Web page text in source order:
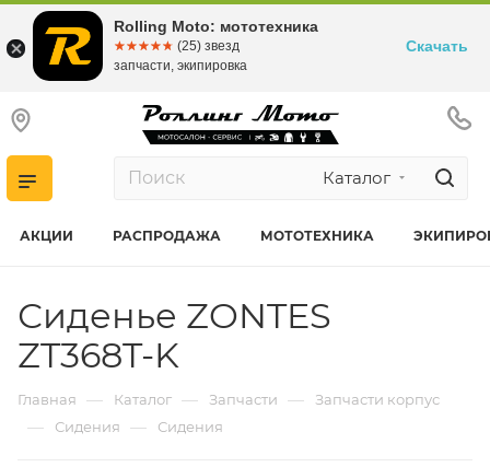
Каталог
АКЦИИ РАСПРОДАЖА МОТОТЕХНИКА
Сиденье ZONTES
ZT368T-K
Главная — Каталог — Запчасти — Запчасти корпус
— Сидения — Сидения
Rolling Moto: мототехника
☆☆☆☆☆
★★★★★ (25) звезд
запчасти, экипировка
Скачать